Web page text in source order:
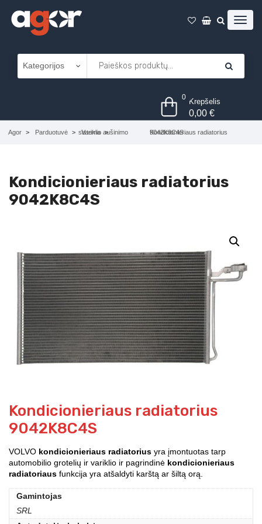
0 Krepšelis
0,00€
Agor Parduotuvė Variklio aušinimo sistema Kondicionieriaus radiatorius 9042K8C4S
Kondicionieriaus radiatorius
9042K8C4S
Kondicionieriaus radiatorius
9042K8C4S
VOLVO kondicionieriaus radiatorius yra įmontuotas tarp
automobilio grotelių ir variklio ir pagrindinė kondicionieriaus
radiatoriaus funkcija yra atšaldyti karštą ar šiltą orą.
Gamintojas
SRL